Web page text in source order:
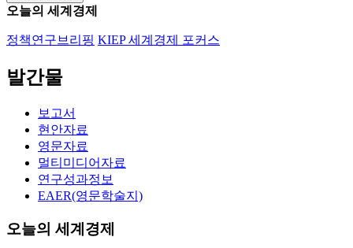
오늘의 세계경제
정책연구브리핑 KIEP 세계경제 포커스
발간물
보고서
현안자료
영문자료
멀티미디어자료
연구성과정보
EAER(영문학술지)
오늘의 세계경제